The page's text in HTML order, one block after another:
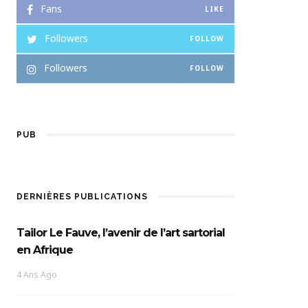
Fans LIKE
Followers FOLLOW
Followers FOLLOW
PUB
DERNIÈRES PUBLICATIONS
Tailor Le Fauve, l’avenir de l’art sartorial
en Afrique
4 Ans Ago